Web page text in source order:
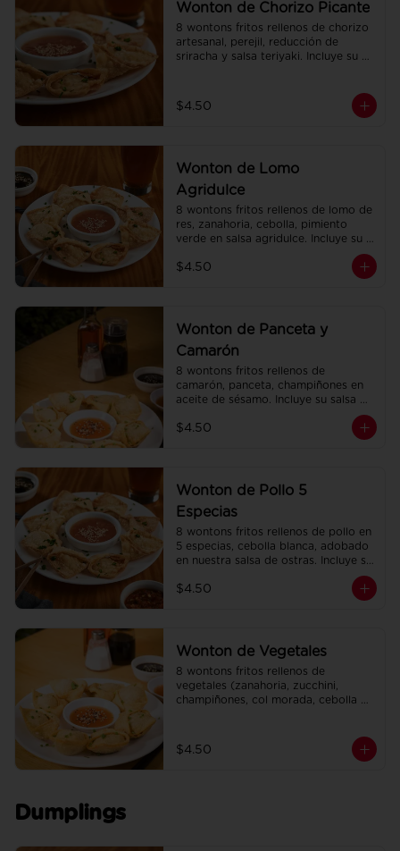
Wonton de Chorizo Picante
8 wontons fritos rellenos de chorizo
artesanal, perejil, reducción de
sriracha y salsa teriyaki. Incluye su
$4.50
Wonton de Lomo
Agridulce
8 wontons fritos rellenos de lomo de
res, zanahoria, cebolla, pimiento
verde en salsa agridulce. Incluye su
$4.50
Wonton de Panceta y
Camarón
8 wontons fritos rellenos de
camarón, panceta, champiñones en
aceite de sésamo. Incluye su salsa
$4.50
Wonton de Pollo 5
Especias
8 wontons fritos rellenos de pollo en
5 especias, cebolla blanca, adobado
en nuestra salsa de ostras. Incluye su
$4.50
Wonton de Vegetales
8 wontons fritos rellenos de
vegetales (zanahoria, zucchini,
champiñones, col morada, cebolla
$4.50
Dumplings